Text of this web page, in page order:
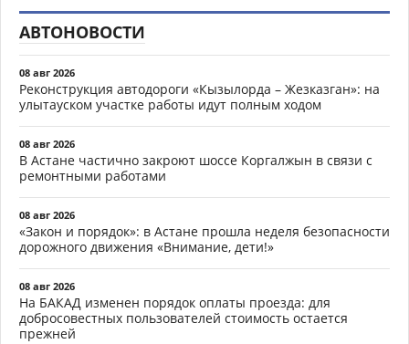
АВТОНОВОСТИ
08 авг 2026
Реконструкция автодороги «Кызылорда – Жезказган»: на
улытауском участке работы идут полным ходом
08 авг 2026
В Астане частично закроют шоссе Коргалжын в связи с
ремонтными работами
08 авг 2026
«Закон и порядок»: в Астане прошла неделя безопасности
дорожного движения «Внимание, дети!»
08 авг 2026
На БАКАД изменен порядок оплаты проезда: для
добросовестных пользователей стоимость остается
прежней